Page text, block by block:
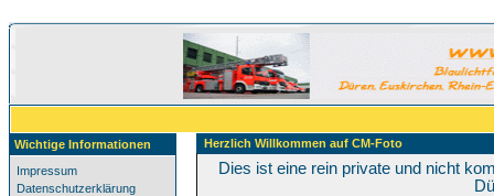
Wichtige Informationen
Impressum
Datenschutzerklärung
Herzlich Willkommen auf CM-Foto
Dies ist eine rein private und nicht